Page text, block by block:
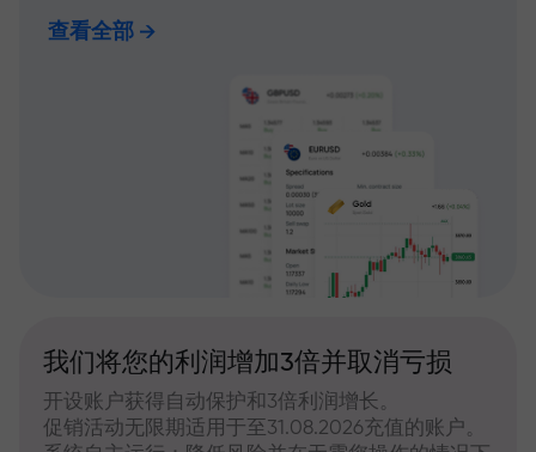
查看全部
我们将您的利润增加3倍并取消亏损
开设账户获得自动保护和3倍利润增长。
促销活动无限期适用于至31.08.2026充值的账户。